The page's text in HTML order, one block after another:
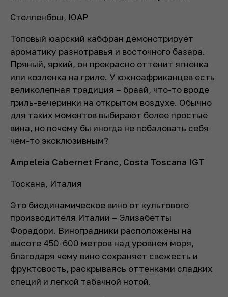
Стелленбош, ЮАР
Топовый юарский кабфран демонстрирует
ароматику разнотравья и восточного базара.
Пряный, яркий, он прекрасно оттенит ягненка
или козленка на гриле. У южноафриканцев есть
великолепная традиция – браай, что-то вроде
гриль-вечеринки на открытом воздухе. Обычно
для таких моментов выбирают более простые
вина, но почему бы иногда не побаловать себя
чем-то эксклюзивным?
Ampeleia Cabernet Franc, Costa Toscana IGT
Тоскана, Италия
Это биодинамическое вино от культового
производителя Италии – Элизабетты
Форадори. Виноградники расположены на
высоте 450-600 метров над уровнем моря,
благодаря чему вино сохраняет свежесть и
фруктовость, раскрываясь оттенками сладких
специй и легкой табачной нотой.